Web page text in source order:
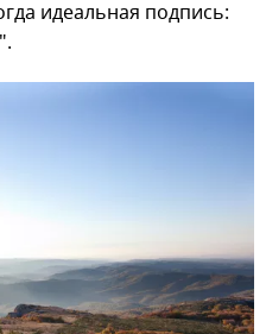
идеальная подпись: